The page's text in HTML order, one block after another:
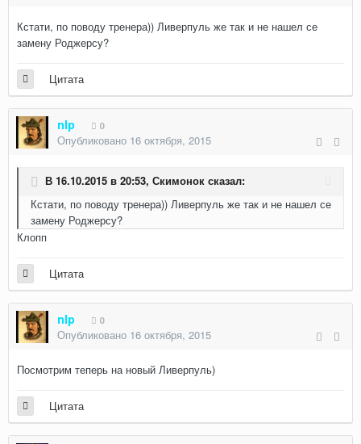
Кстати, по поводу тренера)) Ливерпуль же так и не нашел се
замену Роджерсу?
Цитата
nlp 0
Опубликовано 16 октября, 2015
В 16.10.2015 в 20:53, Скимонок сказал:
Кстати, по поводу тренера)) Ливерпуль же так и не нашел се
замену Роджерсу?
Клопп
Цитата
nlp 0
Опубликовано 16 октября, 2015
Посмотрим теперь на новый Ливерпуль)
Цитата